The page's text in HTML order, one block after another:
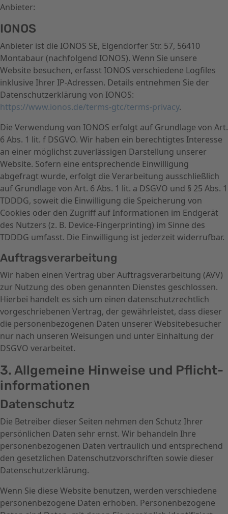
Anbieter:
IONOS
Anbieter ist die IONOS SE, Elgendorfer Str. 57, 56410
Montabaur (nachfolgend IONOS). Wenn Sie unsere
Website besuchen, erfasst IONOS verschiedene Logfiles
inklusive Ihrer IP-Adressen. Details entnehmen Sie der
Datenschutzerklärung von IONOS:
https://www.ionos.de/terms-gtc/terms-privacy.
Die Verwendung von IONOS erfolgt auf Grundlage von Art.
6 Abs. 1 lit. f DSGVO. Wir haben ein berechtigtes Interesse
an einer möglichst zuverlässigen Darstellung unserer
Website. Sofern eine entsprechende Einwilligung
abgefragt wurde, erfolgt die Verarbeitung ausschließlich
auf Grundlage von Art. 6 Abs. 1 lit. a DSGVO und § 25 Abs. 1
TDDDG, soweit die Einwilligung die Speicherung von
Cookies oder den Zugriff auf Informationen im Endgerät
des Nutzers (z. B. Device-Fingerprinting) im Sinne des
TDDDG umfasst. Die Einwilligung ist jederzeit widerrufbar.
Auftragsverarbeitung
Wir haben einen Vertrag über Auftragsverarbeitung (AVV)
zur Nutzung des oben genannten Dienstes geschlossen.
Hierbei handelt es sich um einen datenschutzrechtlich
vorgeschriebenen Vertrag, der gewährleistet, dass dieser
die personenbezogenen Daten unserer Websitebesucher
nur nach unseren Weisungen und unter Einhaltung der
DSGVO verarbeitet.
3. Allgemeine Hinweise und Pflicht­
informationen
Datenschutz
Die Betreiber dieser Seiten nehmen den Schutz Ihrer
persönlichen Daten sehr ernst. Wir behandeln Ihre
personenbezogenen Daten vertraulich und entsprechend
den gesetzlichen Datenschutzvorschriften sowie dieser
Datenschutzerklärung.
Wenn Sie diese Website benutzen, werden verschiedene
personenbezogene Daten erhoben. Personenbezogene